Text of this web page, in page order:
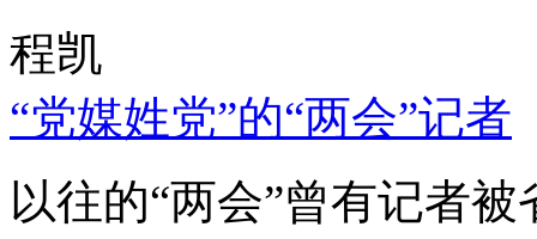
程凯
“党媒姓党”的“两会”记者
以往的“两会”曾有记者